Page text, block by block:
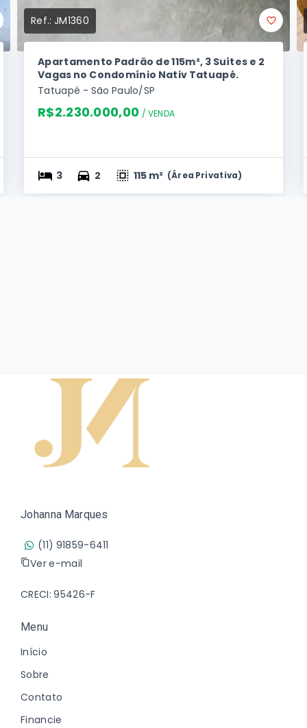
Ref.:JM1360
Apartamento Padrão de 115m², 3 Suítes e 2
Vagas no Condomínio Nativ Tatuapé.
Tatuapé - São Paulo/SP
R$2.230.000,00 / VENDA
3 2 115 m² (Área Privativa)
Johanna Marques
(11) 91859-6411
Ver e-mail
CRECI: 95426-F
Menu
Início
Sobre
Contato
Financie